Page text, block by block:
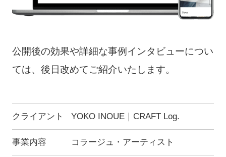
公開後の効果や詳細な事例インタビューについ
ては、後日改めてご紹介いたします。
クライアント YOKO INOUE｜CRAFT Log.
事業内容 コラージュ・アーティスト